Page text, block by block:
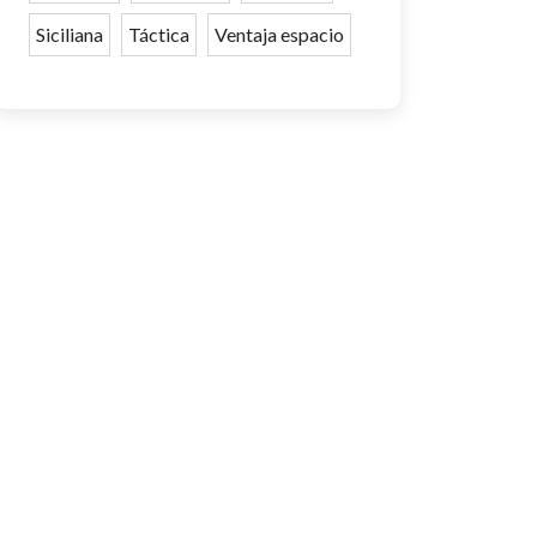
Siciliana Táctica Ventaja espacio